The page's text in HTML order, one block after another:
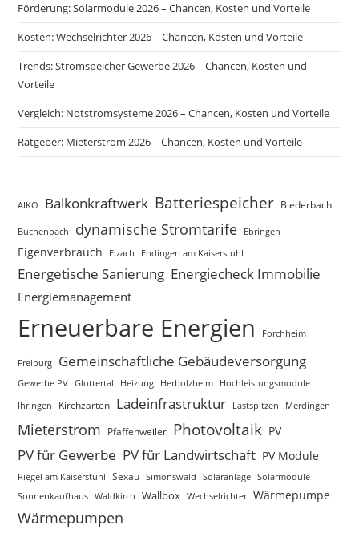
Förderung: Solarmodule 2026 – Chancen, Kosten und Vorteile
Kosten: Wechselrichter 2026 – Chancen, Kosten und Vorteile
Trends: Stromspeicher Gewerbe 2026 – Chancen, Kosten und
Vorteile
Vergleich: Notstromsysteme 2026 – Chancen, Kosten und Vorteile
Ratgeber: Mieterstrom 2026 – Chancen, Kosten und Vorteile
AIKO Balkonkraftwerk Batteriespeicher Biederbach
Buchenbach dynamische Stromtarife Ebringen
Eigenverbrauch Elzach Endingen am Kaiserstuhl
Energetische Sanierung Energiecheck Immobilie
Energiemanagement
Erneuerbare Energien Forchheim
Freiburg Gemeinschaftliche Gebäudeversorgung
Gewerbe PV Glottertal Heizung Herbolzheim Hochleistungsmodule
Ihringen
Kirchzarten Ladeinfrastruktur Lastspitzen Merdingen
Mieterstrom Pfaffenweiler Photovoltaik PV
PV für Gewerbe PV für Landwirtschaft PV Module
Riegel am Kaiserstuhl Sexau Simonswald Solaranlage Solarmodule
Sonnenkaufhaus Waldkirch Wallbox Wechselrichter Wärmepumpe
Wärmepumpen